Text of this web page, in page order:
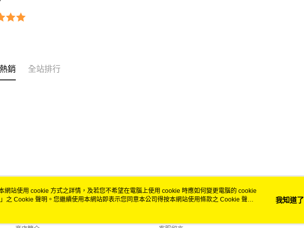
銷 全站排行
關於我們 客服資訊
網站使用 cookie 方式之詳情，及若您不希望在電腦上使用 cookie 時應如何變更電腦的 cookie
」之 Cookie 聲明。您繼續使用本網站即表示您同意本公司得按本網站使用條款之 Cookie 聲明
我知道了